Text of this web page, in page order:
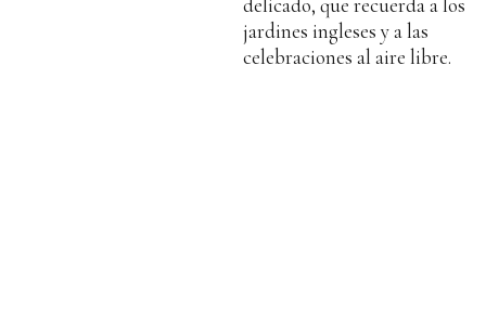
jardines ingleses y a las
celebraciones al aire libre.